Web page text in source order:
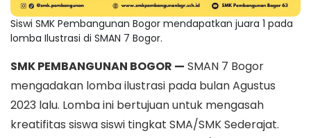
Siswi SMK Pembangunan Bogor mendapatkan juara 1 pada
lomba Ilustrasi di SMAN 7 Bogor.
SMK PEMBANGUNAN BOGOR — SMAN 7 Bogor
mengadakan lomba ilustrasi pada bulan Agustus
2023 lalu. Lomba ini bertujuan untuk mengasah
kreatifitas siswa siswi tingkat SMA/SMK Sederajat.